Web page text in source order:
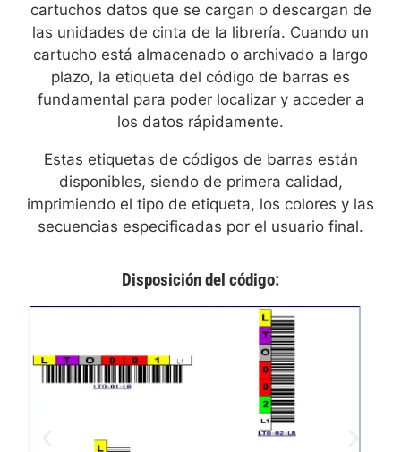
cartuchos datos que se cargan o descargan de
las unidades de cinta de la librería. Cuando un
cartucho está almacenado o archivado a largo
plazo, la etiqueta del código de barras es
fundamental para poder localizar y acceder a
los datos rápidamente.
Estas etiquetas de códigos de barras están
disponibles, siendo de primera calidad,
imprimiendo el tipo de etiqueta, los colores y las
secuencias especificadas por el usuario final.
Disposición del código: